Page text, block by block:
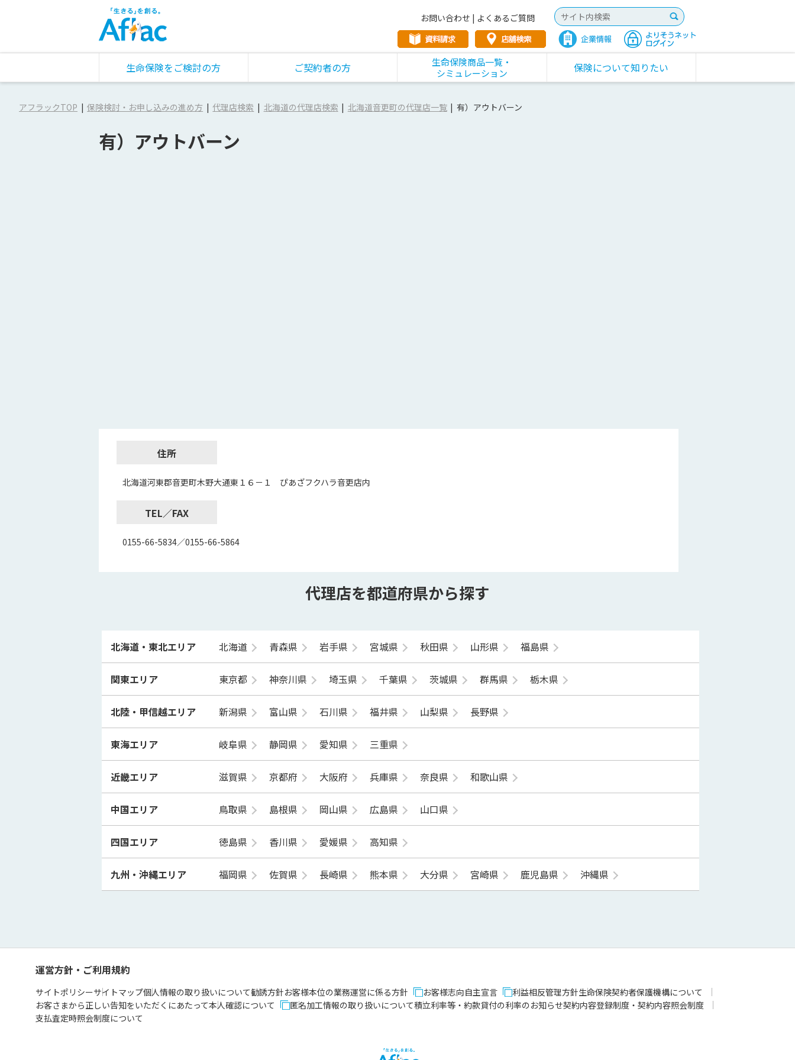
お問い合わせ | よくあるご質問
生命保険をご検討の方 ご契約者の方
生命保険商品一覧・
シミュレーション
保険について知りたい
アフラックTOP 保険検討・お申し込みの進め方 代理店検索 北海道の代理店検索 北海道音更町の代理店一覧 有）アウトバーン
有）アウトバーン
住所
北海道河東郡音更町木野大通東１６－１ ぴあざフクハラ音更店内
TEL／FAX
0155-66-5834／0155-66-5864
代理店を都道府県から探す
北海道・東北エリア 北海道 青森県 岩手県 宮城県 秋田県 山形県 福島県
関東エリア 東京都 神奈川県 埼玉県 千葉県 茨城県 群馬県 栃木県
北陸・甲信越エリア 新潟県 富山県 石川県 福井県 山梨県 長野県
東海エリア 岐阜県 静岡県 愛知県 三重県
近畿エリア 滋賀県 京都府 大阪府 兵庫県 奈良県 和歌山県
中国エリア 鳥取県 島根県 岡山県 広島県 山口県
四国エリア 徳島県 香川県 愛媛県 高知県
九州・沖縄エリア 福岡県 佐賀県 長崎県 熊本県 大分県 宮崎県 鹿児島県 沖縄県
運営方針・ご利用規約
サイトポリシーサイトマップ個人情報の取り扱いについて勧誘方針お客様本位の業務運営に係る方針 お客様志向自主宣言 利益相反管理方針生命保険契約者保護機構について
お客さまから正しい告知をいただくにあたって本人確認について 匿名加工情報の取り扱いについて積立利率等・約款貸付の利率のお知らせ契約内容登録制度・契約内容照会制度
支払査定時照会制度について